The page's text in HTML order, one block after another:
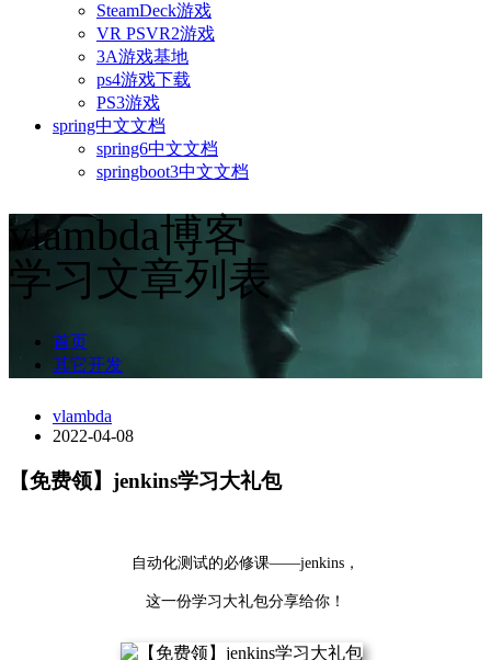
SteamDeck游戏
VR PSVR2游戏
3A游戏基地
ps4游戏下载
PS3游戏
spring中文文档
spring6中文文档
springboot3中文文档
vlambda博客
学习文章列表
首页
其它开发
vlambda
2022-04-08
【免费领】jenkins学习大礼包
自动化测试的必修课——jenkins，
这一份学习大礼包分享给你！